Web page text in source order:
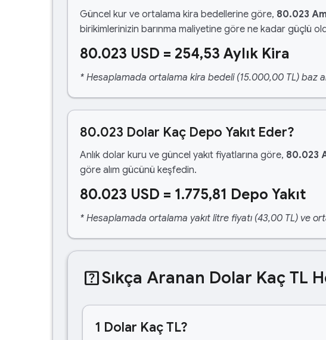
Güncel kur ve ortalama kira bedellerine göre, 80.023
birikimlerinizin barınma maliyetine göre ne kadar güçlü
80.023 USD = 254,53 Aylık Kira
* Hesaplamada ortalama kira bedeli (15.000,00 TL) baz
80.023 Dolar Kaç Depo Yakıt Eder?
Anlık dolar kuru ve güncel yakıt fiyatlarına göre, 80.023
göre alım gücünü keşfedin.
80.023 USD = 1.775,81 Depo Yakıt
* Hesaplamada ortalama yakıt litre fiyatı (43,00 TL) ve
help_centerSıkça Aranan Dolar Kaç TL
1 Dolar Kaç TL?